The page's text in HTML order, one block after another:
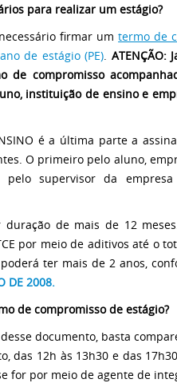
para realizar um estágio?
firmar um termo de
de estágio (PE). ATENÇÃO:
de compromisso
instituição de ensino e
é a última parte a
O primeiro pelo aluno,
pelo supervisor da
duração de mais de 12
por meio de aditivos até o
ter mais de 2 anos,
DE 2008.
de compromisso de estágio?
documento, basta
das 12h às 13h30 e das
for por meio de agente de